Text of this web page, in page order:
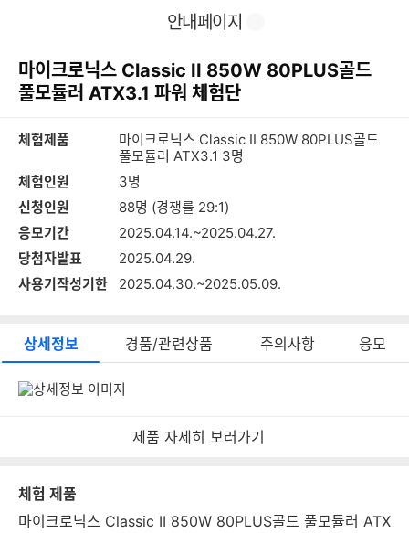
안내페이지
마이크로닉스 Classic II 850W 80PLUS골드
풀모듈러 ATX3.1 파워 체험단
체험제품
마이크로닉스 Classic II 850W 80PLUS골드
풀모듈러 ATX3.1 3명
체험인원
3명
신청인원
88명 (경쟁률 29:1)
응모기간
2025.04.14.~2025.04.27.
당첨자발표
2025.04.29.
사용기작성기한
2025.04.30.~2025.05.09.
상세정보 경품/관련상품 주의사항 응모
제품 자세히 보러가기
체험 제품
마이크로닉스 Classic II 850W 80PLUS골드 풀모듈러 ATX